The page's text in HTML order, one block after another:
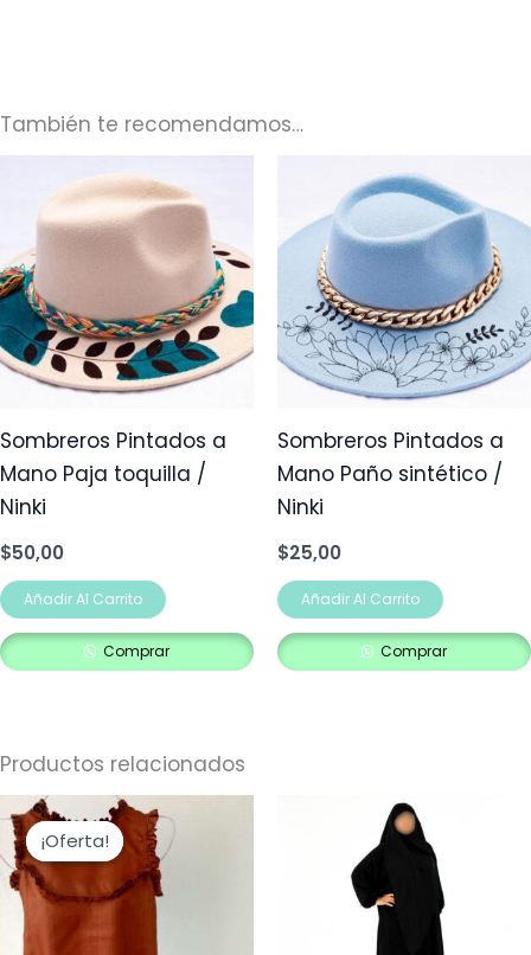
También te recomendamos…
Sombreros Pintados a
Mano Paja toquilla /
Ninki
$50,00
Añadir Al Carrito
Comprar
Sombreros Pintados a
Mano Paño sintético /
Ninki
$25,00
Añadir Al Carrito
Comprar
Productos relacionados
¡Oferta!
¡Oferta!
precio
original
era:
$25,00.
El
precio
actual
es:
$15,00.